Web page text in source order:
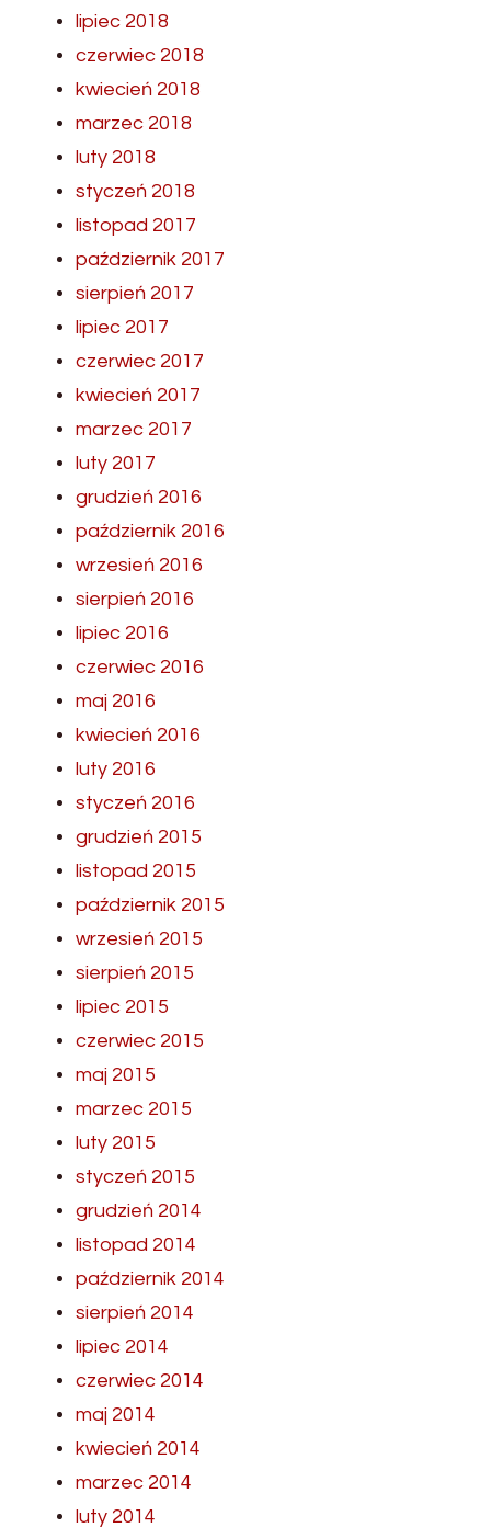
lipiec 2018
czerwiec 2018
kwiecień 2018
marzec 2018
luty 2018
styczeń 2018
listopad 2017
październik 2017
sierpień 2017
lipiec 2017
czerwiec 2017
kwiecień 2017
marzec 2017
luty 2017
grudzień 2016
październik 2016
wrzesień 2016
sierpień 2016
lipiec 2016
czerwiec 2016
maj 2016
kwiecień 2016
luty 2016
styczeń 2016
grudzień 2015
listopad 2015
październik 2015
wrzesień 2015
sierpień 2015
lipiec 2015
czerwiec 2015
maj 2015
marzec 2015
luty 2015
styczeń 2015
grudzień 2014
listopad 2014
październik 2014
sierpień 2014
lipiec 2014
czerwiec 2014
maj 2014
kwiecień 2014
marzec 2014
luty 2014